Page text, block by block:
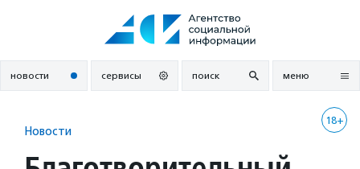
новости сервисы поиск меню
18+
Новости